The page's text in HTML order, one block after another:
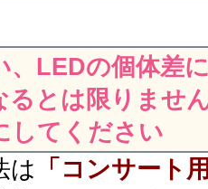
LEDの個体差
るとは限りませ
してください
は 「コンサート